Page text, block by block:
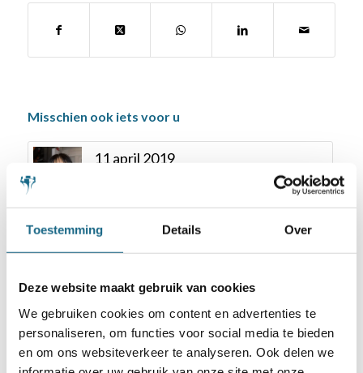
Toestemming Details Over
Deze website maakt gebruik van cookies
We gebruiken cookies om content en advertenties te
personaliseren, om functies voor social media te bieden
en om ons websiteverkeer te analyseren. Ook delen we
Misschien ook iets voor u
11 april 2019
Deelnemersveld Deloitte NK
30 maart 2024
feestdag voor 350 kinderen
2 april 2019
40 deelnemers bij start
individuele klassen